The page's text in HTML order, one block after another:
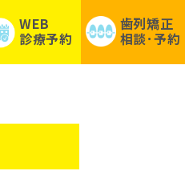
WEB
診療予約
歯列矯正
相談･予約